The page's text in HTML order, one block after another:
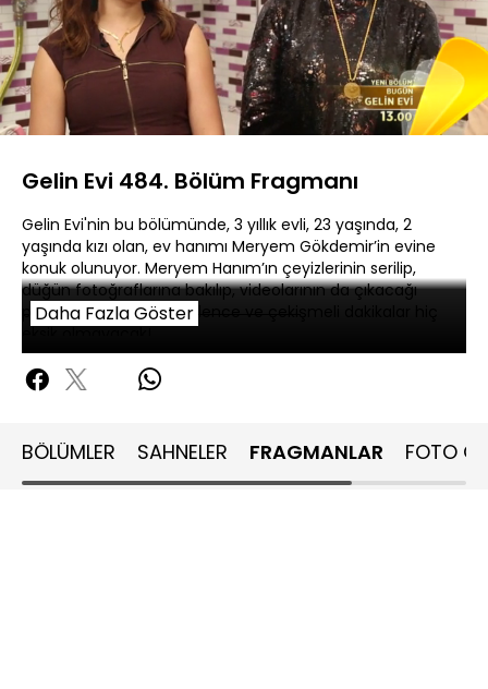
Sesi
Aç
Yüklendi:
100.00%
Oynatma
Hızı
Gelin Evi 484. Bölüm Fragmanı
Gelin Evi'nin bu bölümünde, 3 yıllık evli, 23 yaşında, 2
yaşında kızı olan, ev hanımı Meryem Gökdemir’in evine
konuk olunuyor. Meryem Hanım’ın çeyizlerinin serilip,
düğün fotoğraflarına bakılıp, videolarının da çıkacağı
programda rekabet, eğlence ve çekişmeli dakikalar hiç
Daha Fazla Göster
BÖLÜMLER SAHNELER FRAGMANLAR FOTO